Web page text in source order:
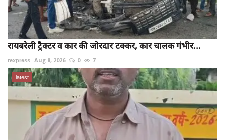
रायबरेली ट्रैक्टर व कार की जोरदार टक्कर, कार चालक गंभीर...
rexpress Aug 8, 2026 0 7
latest